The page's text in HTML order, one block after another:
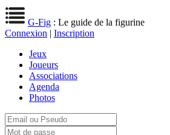
G-Fig : Le guide de la figurine
Connexion | Inscription
Jeux
Joueurs
Associations
Agenda
Photos